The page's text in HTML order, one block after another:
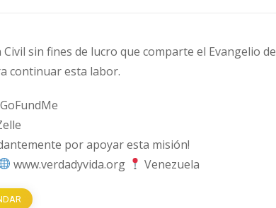
sin fines de lucro que comparte el Evangelio de
continuar esta labor.
por apoyar esta misión!
www.verdadyvida.org Venezuela